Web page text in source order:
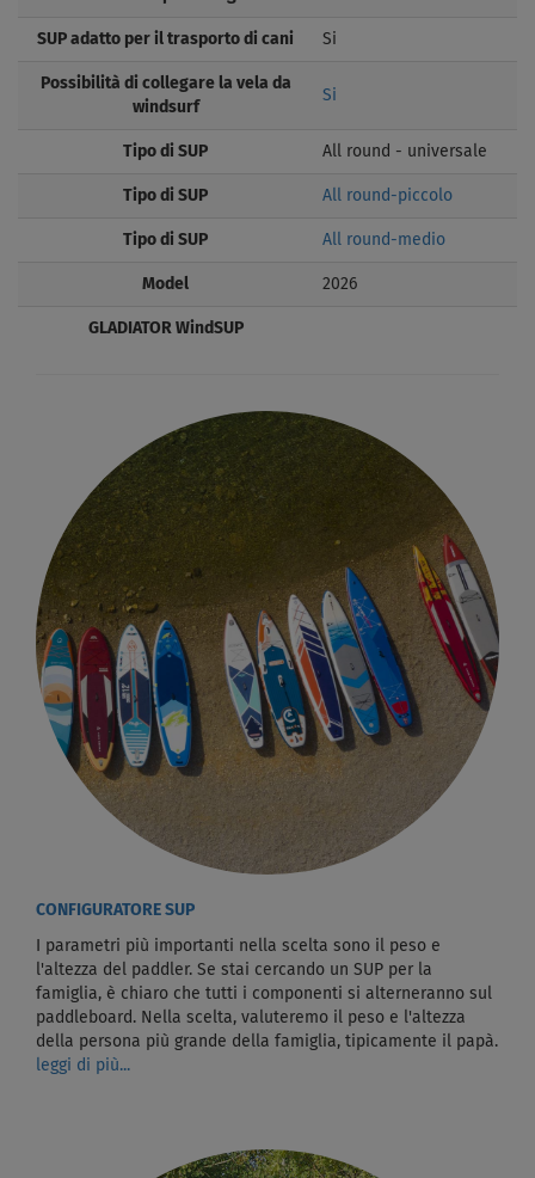
SUP adatto per il trasporto di cani Si
Possibilità di collegare la vela da
windsurf
Si
Tipo di SUP All round - universale
Tipo di SUP All round-piccolo
Tipo di SUP All round-medio
Model 2026
GLADIATOR WindSUP
CONFIGURATORE SUP
I parametri più importanti nella scelta sono il peso e
l'altezza del paddler. Se stai cercando un SUP per la
famiglia, è chiaro che tutti i componenti si alterneranno sul
paddleboard. Nella scelta, valuteremo il peso e l'altezza
della persona più grande della famiglia, tipicamente il papà.
leggi di più...